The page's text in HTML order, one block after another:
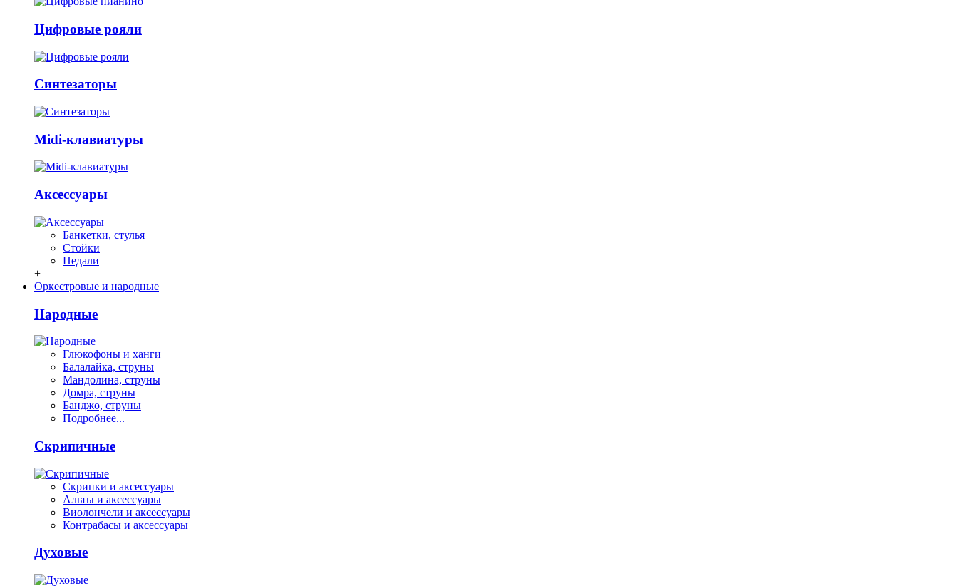
Цифровые рояли
Синтезаторы
Midi-клавиатуры
Аксессуары
Банкетки, стулья
Стойки
Педали
+
Оркестровые и народные
Народные
Глюкофоны и ханги
Балалайка, струны
Мандолина, струны
Домра, струны
Банджо, струны
Подробнее...
Скрипичные
Скрипки и аксессуары
Альты и аксессуары
Виолончели и аксессуары
Контрабасы и аксессуары
Духовые